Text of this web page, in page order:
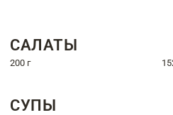
САЛАТЫ
200 г
СУПЫ